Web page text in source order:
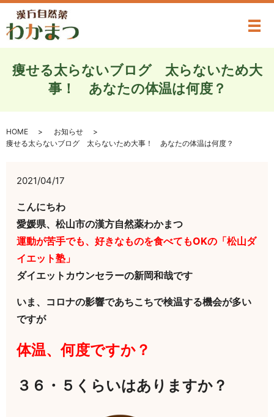
メ
痩せる太らないブログ 太らないため大
事！ あなたの体温は何度？
HOME
お知らせ
痩せる太らないブログ 太らないため大事！ あなたの体温は何度？
2021/04/17
こんにちわ
愛媛県、松山市の漢方自然薬わかまつ
運動が苦手でも、好きなものを食べてもOKの「松山ダ
イエット塾」
ダイエットカウンセラーの新岡和哉です
いま、コロナの影響であちこちで検温する機会が多い
ですが
体温、何度ですか？
３６・５くらいはありますか？